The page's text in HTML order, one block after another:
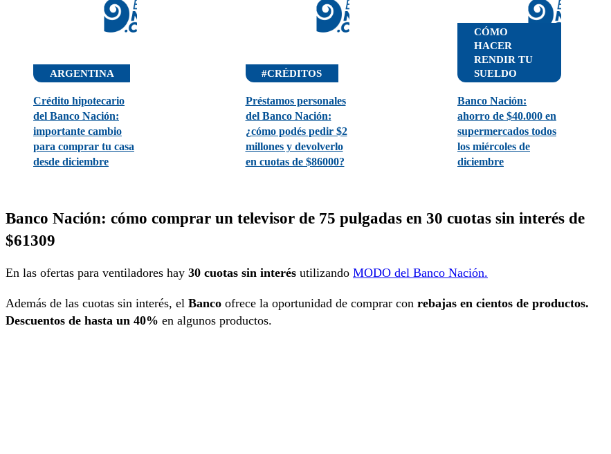
ARGENTINA
Crédito hipotecario
del Banco Nación:
importante cambio
para comprar tu casa
desde diciembre
#CRÉDITOS
Préstamos personales
del Banco Nación:
¿cómo podés pedir $2
millones y devolverlo
en cuotas de $86000?
CÓMO
HACER
RENDIR TU
SUELDO
Banco Nación:
ahorro de $40.000 en
supermercados todos
los miércoles de
diciembre
Banco Nación: cómo comprar un televisor de 75 pulgadas en 30 cuotas sin interés de
$61309
En las ofertas para ventiladores hay 30 cuotas sin interés utilizando MODO del Banco Nación.
Además de las cuotas sin interés, el Banco ofrece la oportunidad de comprar con rebajas en cientos de productos.
Descuentos de hasta un 40% en algunos productos.